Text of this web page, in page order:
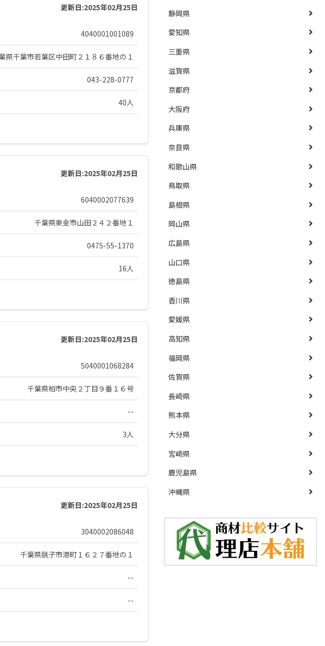
更新日:2025年02月25日
4040001001089
県千葉市若葉区中田町２１８６番地の１
043-228-0777
40人
更新日:2025年02月25日
6040002077639
千葉県東金市山田２４２番地１
0475-55-1370
16人
更新日:2025年02月25日
5040001068284
千葉県柏市中央２丁目９番１６号
--
3人
更新日:2025年02月25日
3040002086048
千葉県銚子市港町１６２７番地の１
--
--
静岡県
愛知県
三重県
滋賀県
京都府
大阪府
兵庫県
奈良県
和歌山県
鳥取県
島根県
岡山県
広島県
山口県
徳島県
香川県
愛媛県
高知県
福岡県
佐賀県
長崎県
熊本県
大分県
宮崎県
鹿児島県
沖縄県